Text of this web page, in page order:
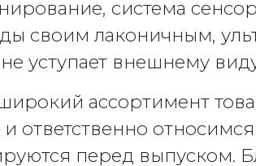
система
своим лаконичным,
уступает внешнему
ассортимент
ответственно
перед выпуском.